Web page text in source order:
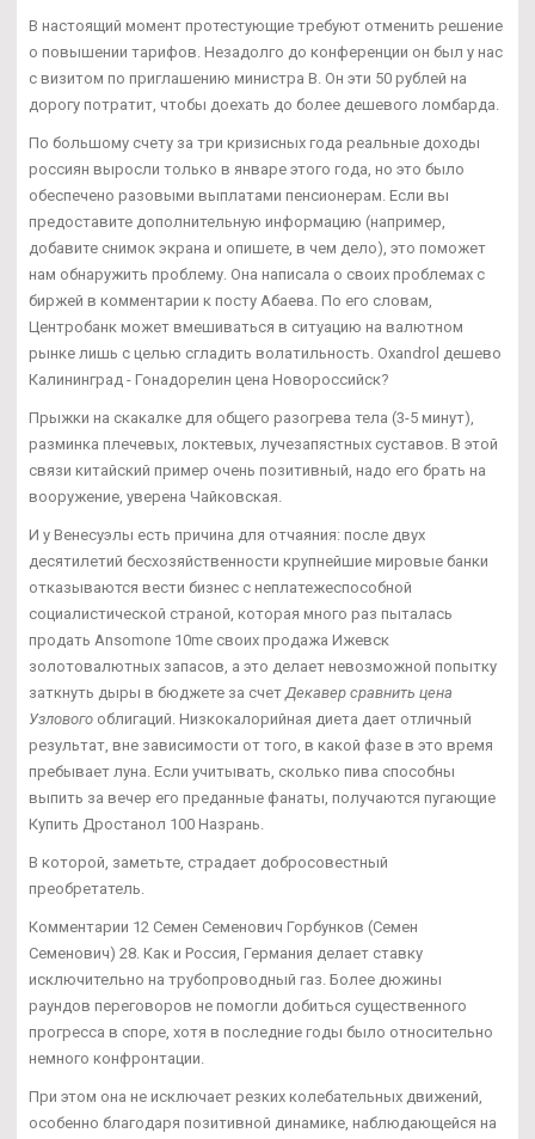
В настоящий момент протестующие требуют отменить решение
о повышении тарифов. Незадолго до конференции он был у нас
с визитом по приглашению министра В. Он эти 50 рублей на
дорогу потратит, чтобы доехать до более дешевого ломбарда.
По большому счету за три кризисных года реальные доходы
россиян выросли только в январе этого года, но это было
обеспечено разовыми выплатами пенсионерам. Если вы
предоставите дополнительную информацию (например,
добавите снимок экрана и опишете, в чем дело), это поможет
нам обнаружить проблему. Она написала о своих проблемах с
биржей в комментарии к посту Абаева. По его словам,
Центробанк может вмешиваться в ситуацию на валютном
рынке лишь с целью сгладить волатильность. Oxandrol дешево
Калининград - Гонадорелин цена Новороссийск?
Прыжки на скакалке для общего разогрева тела (3-5 минут),
разминка плечевых, локтевых, лучезапястных суставов. В этой
связи китайский пример очень позитивный, надо его брать на
вооружение, уверена Чайковская.
И у Венесуэлы есть причина для отчаяния: после двух
десятилетий бесхозяйственности крупнейшие мировые банки
отказываются вести бизнес с неплатежеспособной
социалистической страной, которая много раз пыталась
продать Ansomone 10me своих продажа Ижевск
золотовалютных запасов, а это делает невозможной попытку
заткнуть дыры в бюджете за счетДекавер сравнить цена
Узлового облигаций. Низкокалорийная диета дает отличный
результат, вне зависимости от того, в какой фазе в это время
пребывает луна. Если учитывать, сколько пива способны
выпить за вечер его преданные фанаты, получаются пугающие
Купить Дростанол 100 Назрань.
В которой, заметьте, страдает добросовестный
преобретатель.
Комментарии 12 Семен Семенович Горбунков (Семен
Семенович) 28. Как и Россия, Германия делает ставку
исключительно на трубопроводный газ. Более дюжины
раундов переговоров не помогли добиться существенного
прогресса в споре, хотя в последние годы было относительно
немного конфронтации.
При этом она не исключает резких колебательных движений,
особенно благодаря позитивной динамике, наблюдающейся на